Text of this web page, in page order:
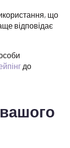
що
відповідає
до